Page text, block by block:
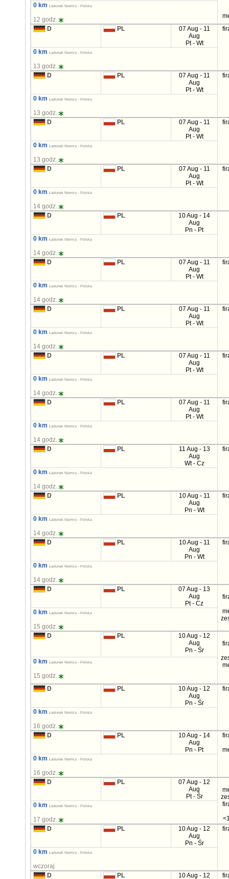
0 km Ładunek Niemcy - Polska
12 godz.
D
PL
07 Aug - 11
Aug
Pt - Wt
0 km Ładunek Niemcy - Polska
13 godz.
D
PL
07 Aug - 11
Aug
Pt - Wt
0 km Ładunek Niemcy - Polska
13 godz.
D
PL
07 Aug - 11
Aug
Pt - Wt
0 km Ładunek Niemcy - Polska
13 godz.
D
PL
07 Aug - 11
Aug
Pt - Wt
0 km Ładunek Niemcy - Polska
14 godz.
D
PL
10 Aug - 14
Aug
Pn - Pt
0 km
Ładunek Niemcy - Polska
14 godz.
D
PL
07 Aug - 11
Aug
Pt - Wt
0 km Ładunek Niemcy - Polska
14 godz.
D
PL
07 Aug - 11
Aug
Pt - Wt
0 km Ładunek Niemcy - Polska
14 godz.
D
PL
07 Aug - 11
Aug
Pt - Wt
0 km Ładunek Niemcy - Polska
14 godz.
D
PL
07 Aug - 11
Aug
Pt - Wt
0 km Ładunek Niemcy - Polska
14 godz.
D
PL
11 Aug - 13
Aug
Wt - Cz
0 km Ładunek Niemcy - Polska
14 godz.
D
PL
10 Aug - 11
Aug
Pn - Wt
0 km Ładunek Niemcy - Polska
14 godz.
D
PL
10 Aug - 11
Aug
Pn - Wt
0 km Ładunek Niemcy - Polska
14 godz.
D
PL
07 Aug - 13
Aug
Pt - Cz
0 km Ładunek Niemcy - Polska
15 godz.
D
PL
10 Aug - 12
Aug
Pn - Śr
0 km Ładunek Niemcy - Polska
15 godz.
D
PL
10 Aug - 12
Aug
Pn - Śr
0 km Ładunek Niemcy - Polska
16 godz.
D
PL
10 Aug - 14
Aug
Pn - Pt
0 km
Ładunek Niemcy - Polska
16 godz.
D
PL
07 Aug - 12
Aug
Pt - Śr
0 km Ładunek Niemcy - Polska
17 godz.
D
PL
10 Aug - 12
Aug
Pn - Śr
0 km Ładunek Niemcy - Polska
wczoraj
D
PL 10 Aug - 12